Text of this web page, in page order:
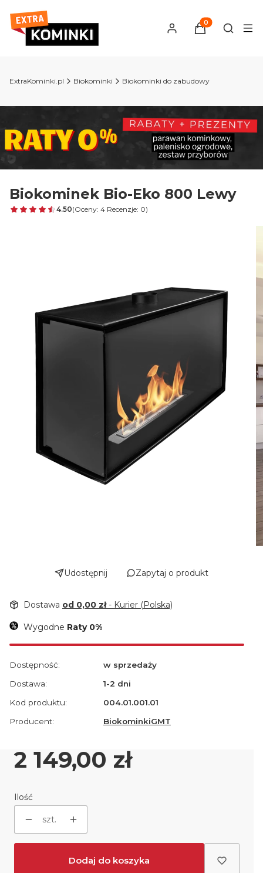
Produkty w
Otwórz
ExtraKominki.pl Biokominki Biokominki do zabudowy
Biokominek Bio-Eko 800 Lewy
4.50(Oceny: 4 Recenzje: 0)
Udostępnij Zapytaj o produkt
Dostawa od 0,00 zł- Kurier (Polska)
Wygodne Raty 0%
Dostępność:
w sprzedaży
Dostawa:
1-2 dni
Kod produktu:
004.01.001.01
Producent:
BiokominkiGMT
Cena
2 149,00 zł
Ilość
szt.
Dodaj do koszyka